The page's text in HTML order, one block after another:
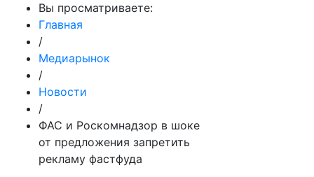
Вы просматриваете:
Главная
/
Медиарынок
/
Новости
/
ФАС и Роскомнадзор в шоке
от предложения запретить
рекламу фастфуда